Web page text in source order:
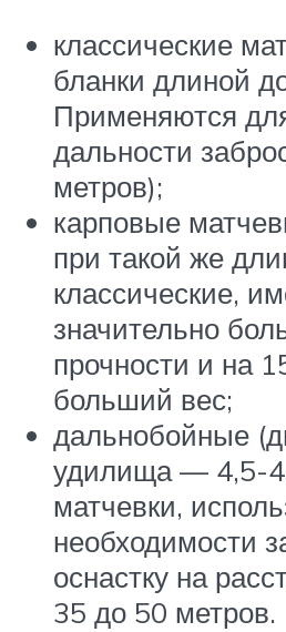
классические
бланки длиной
Применяются
дальности
метров);
карповые
при такой же
классические,
значительно
прочности и на
больший вес;
дальнобойные
удилища — 4,5-
матчевки,
необходимости
оснастку на
35 до 50 метров.